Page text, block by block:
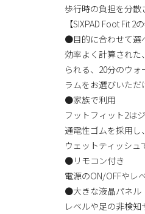
歩行時の負担を分散
【SIXPAD Foot Fit 2
●目的に合わせて選
効率よく計算された
られる、20分のウ
ラムをお選びいただ
●家族で利用
フットフィット2は
通電性ゴムを採用し
ウェットティッシュ
●リモコン付き
電源のON/OFFやレ
●大きな液晶パネル
レベルや足の非検知